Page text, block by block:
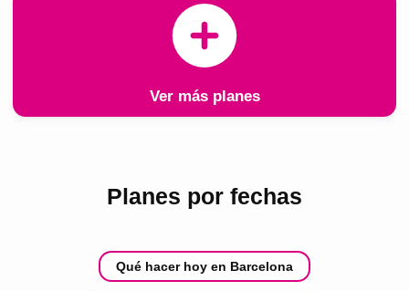
Ver más planes
Planes por fechas
Qué hacer hoy en Barcelona